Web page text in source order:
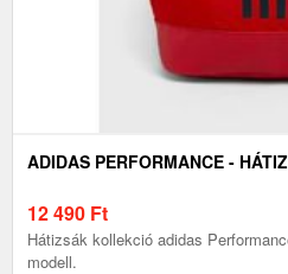
ADIDAS PERFORMANCE -
12 490 Ft
Hátizsák kollekció adidas
modell.